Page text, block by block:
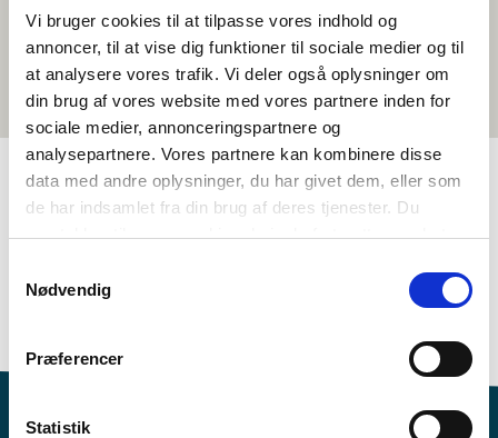
Vi bruger cookies til at tilpasse vores indhold og
annoncer, til at vise dig funktioner til sociale medier og til
at analysere vores trafik. Vi deler også oplysninger om
din brug af vores website med vores partnere inden for
sociale medier, annonceringspartnere og
analysepartnere. Vores partnere kan kombinere disse
data med andre oplysninger, du har givet dem, eller som
de har indsamlet fra din brug af deres tjenester. Du
samtykker til vores cookies, hvis du fortsætter med at
Nødvendig
Præferencer
Statistik
TAGS
Sprogforståelse - nabosprogundervisning